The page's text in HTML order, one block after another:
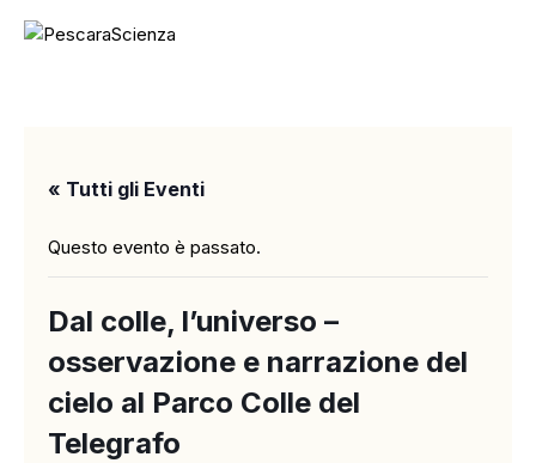
« Tutti gli Eventi
Questo evento è passato.
Dal colle, l’universo –
osservazione e narrazione del
cielo al Parco Colle del
Telegrafo